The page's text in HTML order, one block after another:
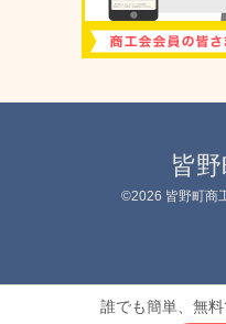
皆
©2026 皆野町商
誰でも簡単、無